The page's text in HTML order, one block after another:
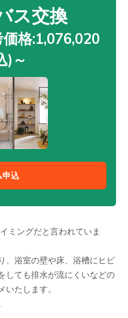
ス交換
格:1,076,020
)～
申込
ミングだと言われていま
、浴室の壁や床、浴槽にヒビ
しても排水が流にくいなどの
たします。